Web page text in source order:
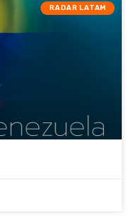
RADAR LATAM